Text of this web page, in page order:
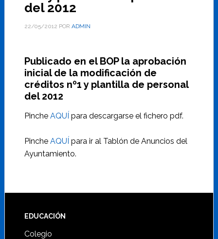
del 2012
22/05/2012 POR ADMIN
Publicado en el BOP la aprobación
inicial de la modificación de
créditos nº1 y plantilla de personal
del 2012
Pinche AQUÍ para descargarse el fichero pdf.
Pinche AQUÍ para ir al Tablón de Anuncios del
Ayuntamiento.
Footer
EDUCACIÓN
Colegio